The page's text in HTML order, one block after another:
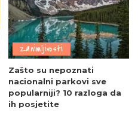
Zanimljivosti
Zašto su nepoznati
nacionalni parkovi sve
popularniji? 10 razloga da
ih posjetite